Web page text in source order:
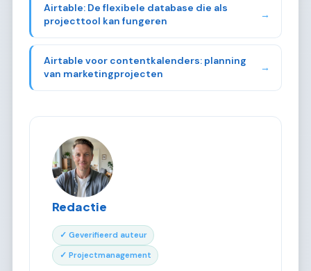
Airtable: De flexibele database die als
projecttool kan fungeren
→
Airtable voor contentkalenders: planning
van marketingprojecten
→
Redactie
✓ Geverifieerd auteur
✓ Projectmanagement